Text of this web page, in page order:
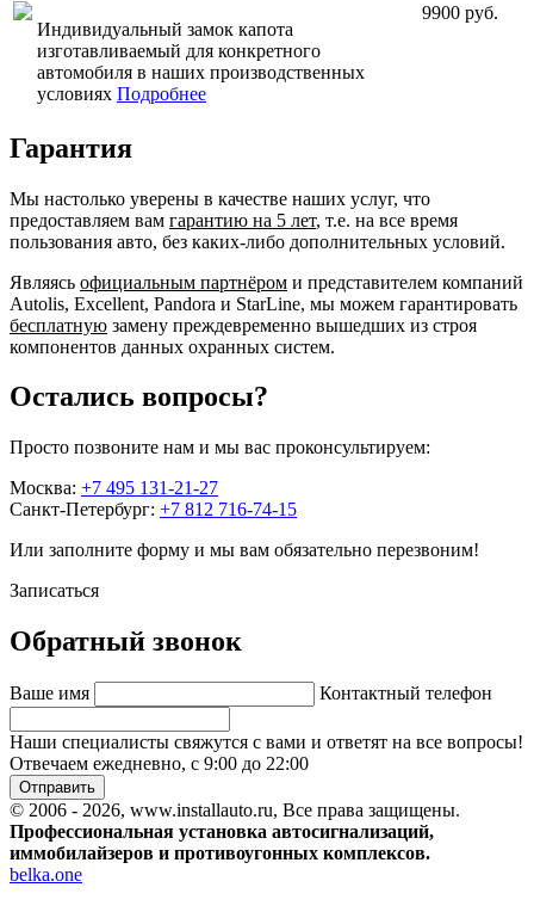
Индивидуальный замок капота
изготавливаемый для конкретного
автомобиля в наших производственных
условиях Подробнее
9900 руб.
Гарантия
Мы настолько уверены в качестве наших услуг, что
предоставляем вам гарантию на 5 лет, т.е. на все время
пользования авто, без каких-либо дополнительных условий.
Являясь официальным партнёром и представителем компаний
Autolis, Excellent, Pandora и StarLine, мы можем гарантировать
бесплатную замену преждевременно вышедших из строя
компонентов данных охранных систем.
Остались вопросы?
Просто позвоните нам и мы вас проконсультируем:
Москва: +7 495 131-21-27
Санкт-Петербург: +7 812 716-74-15
Или заполните форму и мы вам обязательно перезвоним!
Записаться
Обратный звонок
Ваше имя Контактный телефон
Наши специалисты свяжутся с вами и ответят на все вопросы!
Отвечаем ежедневно, с 9:00 до 22:00
Отправить
© 2006 - 2026, www.installauto.ru, Все права защищены.
Профессиональная установка автосигнализаций,
иммобилайзеров и противоугонных комплексов.
belka.one